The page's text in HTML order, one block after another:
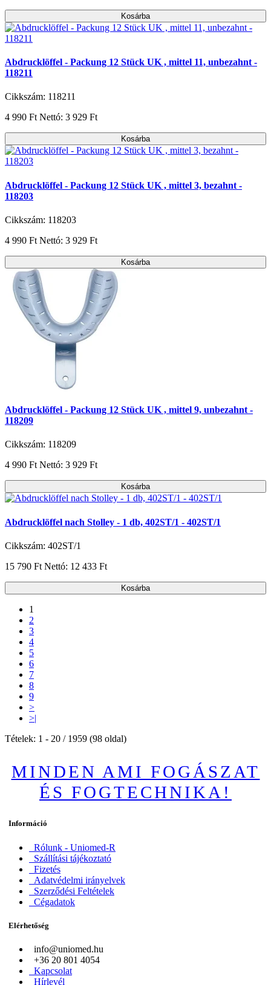
Kosárba
Abdrucklöffel - Packung 12 Stück UK , mittel 11, unbezahnt -
118211
Cikkszám: 118211
4 990 Ft Nettó: 3 929 Ft
Kosárba
Abdrucklöffel - Packung 12 Stück UK , mittel 3, bezahnt -
118203
Cikkszám: 118203
4 990 Ft Nettó: 3 929 Ft
Kosárba
Abdrucklöffel - Packung 12 Stück UK , mittel 9, unbezahnt -
118209
Cikkszám: 118209
4 990 Ft Nettó: 3 929 Ft
Kosárba
Abdrucklöffel nach Stolley - 1 db, 402ST/1 - 402ST/1
Cikkszám: 402ST/1
15 790 Ft Nettó: 12 433 Ft
Kosárba
1
2
3
4
5
6
7
8
9
>
>|
Tételek: 1 - 20 / 1959 (98 oldal)
MINDEN AMI FOGÁSZAT
ÉS FOGTECHNIKA!
Információ
Rólunk - Uniomed-R
Szállítási tájékoztató
Fizetés
Adatvédelmi irányelvek
Szerződési Feltételek
Cégadatok
Elérhetőség
info@uniomed.hu
+36 20 801 4054
Kapcsolat
Hírlevél